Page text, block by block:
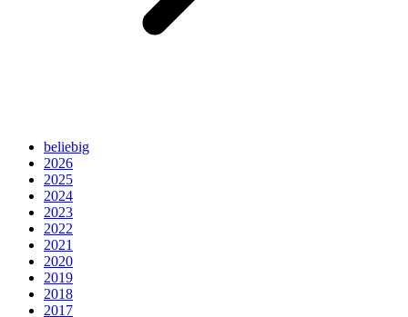
beliebig
2026
2025
2024
2023
2022
2021
2020
2019
2018
2017